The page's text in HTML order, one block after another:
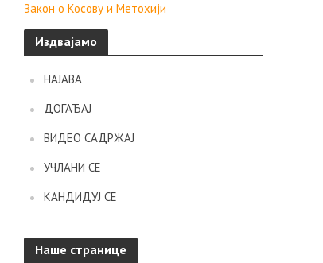
Закон о Косову и Метохији
Издвајамо
НАЈАВА
ДОГАЂАЈ
ВИДЕО САДРЖАЈ
УЧЛАНИ СЕ
КАНДИДУЈ СЕ
Наше странице